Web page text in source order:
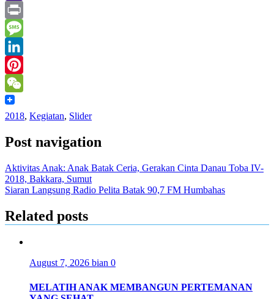
Yahoo
Mail
Print
Message
LinkedIn
Pinterest
WeChat
2018, Kegiatan, Slider
Post navigation
Aktivitas Anak: Anak Batak Ceria, Gerakan Cinta Danau Toba IV-
2018, Bakkara, Sumut
Siaran Langsung Radio Pelita Batak 90,7 FM Humbahas
Related posts
August 7, 2026 bian 0
MELATIH ANAK MEMBANGUN PERTEMANAN